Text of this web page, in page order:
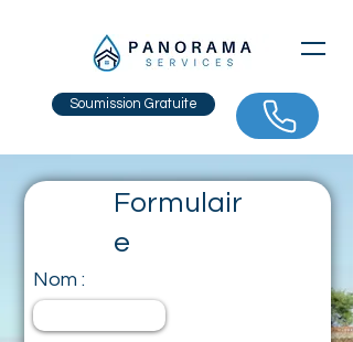
Soumission Gratuite
Formulair
e
Nom :